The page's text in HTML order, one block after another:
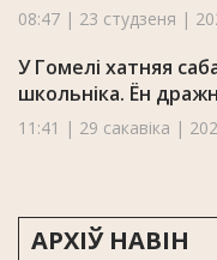
08:47 | 23 студзеня |
У Гомелі хатняя
школьніка. Ён
11:41 | 29 сакавіка |
АРХІЎ НАВІН